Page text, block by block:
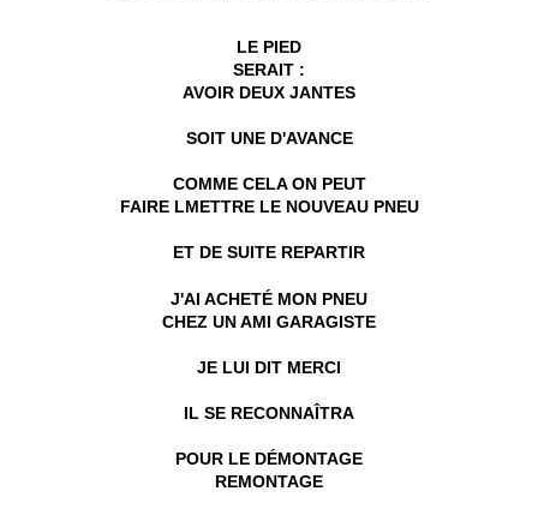
LE PIED
SERAIT :
AVOIR DEUX JANTES
SOIT UNE D'AVANCE
COMME CELA ON PEUT
FAIRE LMETTRE LE NOUVEAU PNEU
ET DE SUITE REPARTIR
J'AI ACHETÉ MON PNEU
CHEZ UN AMI GARAGISTE
JE LUI DIT MERCI
IL SE RECONNAÎTRA
POUR LE DÉMONTAGE
REMONTAGE